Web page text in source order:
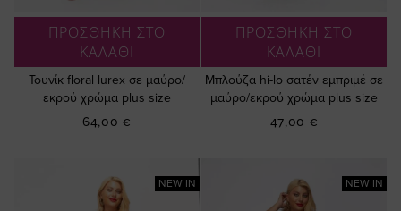
ΠΡΟΣΘΗΚΗ ΣΤΟ
ΚΑΛΑΘΙ
Τουνίκ floral lurex σε μαύρο/
εκρού χρώμα plus size
64,00 €
ΠΡΟΣΘΗΚΗ ΣΤΟ
ΚΑΛΑΘΙ
Μπλούζα hi-lo σατέν εμπριμέ σε
μαύρο/εκρού χρώμα plus size
47,00 €
NEW IN NEW IN